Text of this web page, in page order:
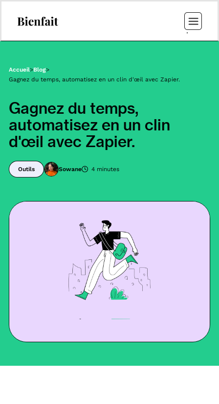
Accueil>Blog>
Gagnez du temps, automatisez en un clin d'œil avec Zapier.
Gagnez du temps,
automatisez en un clin
d'œil avec Zapier.
Outils Sowane 4 minutes